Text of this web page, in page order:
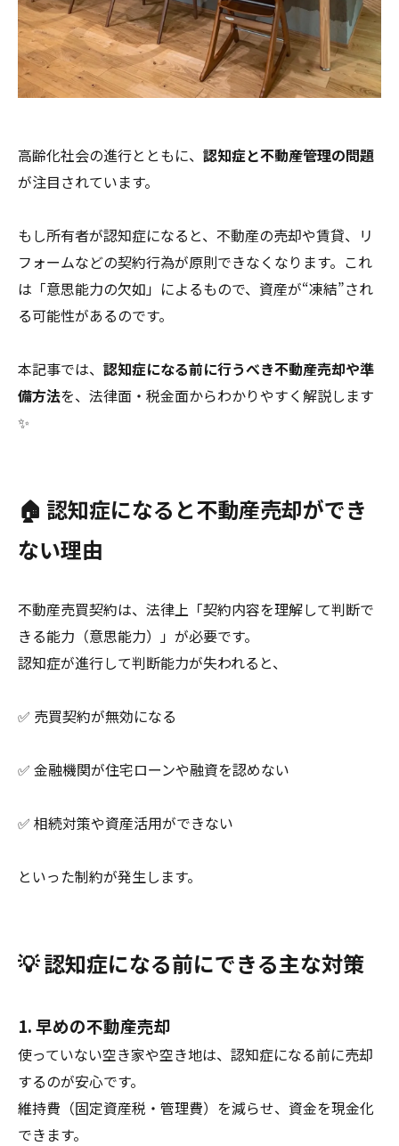
高齢化社会の進行とともに、 認知症と不動産管理の問題
が注目されています。
もし所有者が認知症になると、不動産の売却や賃貸、リ
フォームなどの契約行為が原則できなくなります。これ
は「意思能力の欠如」によるもので、資産が“凍結”され
る可能性があるのです。
本記事では、 認知症になる前に行うべき不動産売却や準
備方法を、法律面・税金面からわかりやすく解説します
✨
🏠 認知症になると不動産売却ができ
ない理由
不動産売買契約は、法律上「契約内容を理解して判断で
きる能力（意思能力）」が必要です。
認知症が進行して判断能力が失われると、
✅ 売買契約が無効になる
✅ 金融機関が住宅ローンや融資を認めない
✅ 相続対策や資産活用ができない
といった制約が発生します。
💡 認知症になる前にできる主な対策
1. 早めの不動産売却
使っていない空き家や空き地は、認知症になる前に売却
するのが安心です。
維持費（固定資産税・管理費）を減らせ、資金を現金化
できます。